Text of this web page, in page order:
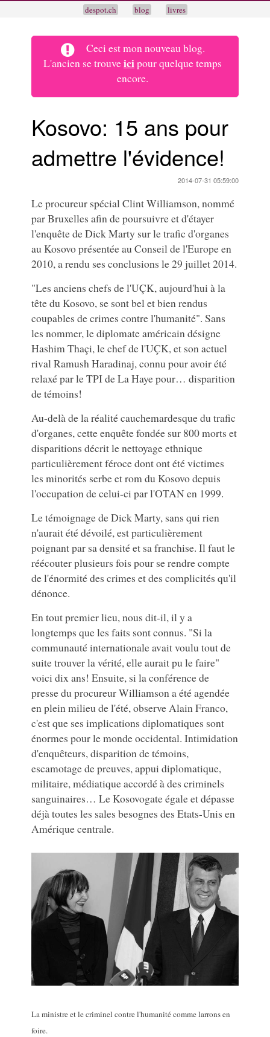
despot.ch blog livres
Ceci est mon nouveau blog.
L'ancien se trouveicipour quelque temps
encore.
Kosovo: 15 ans pour
admettre l'évidence!
2014-07-31 05:59:00
Le procureur spécial Clint Williamson, nommé
par Bruxelles afin de poursuivre et d'étayer
l'enquête de Dick Marty sur le trafic d'organes
au Kosovo présentée au Conseil de l'Europe en
2010, a rendu ses conclusions le 29 juillet 2014.
"Les anciens chefs de l'UÇK, aujourd'hui à la
tête du Kosovo, se sont bel et bien rendus
coupables de crimes contre l'humanité". Sans
les nommer, le diplomate américain désigne
Hashim Thaçi, le chef de l'UÇK, et son actuel
rival Ramush Haradinaj, connu pour avoir été
relaxé par le TPI de La Haye pour… disparition
de témoins!
Au-delà de la réalité cauchemardesque du trafic
d'organes, cette enquête fondée sur 800 morts et
disparitions décrit le nettoyage ethnique
particulièrement féroce dont ont été victimes
les minorités serbe et rom du Kosovo depuis
l'occupation de celui-ci par l'OTAN en 1999.
Le témoignage de Dick Marty, sans qui rien
n'aurait été dévoilé, est particulièrement
poignant par sa densité et sa franchise. Il faut le
réécouter plusieurs fois pour se rendre compte
de l'énormité des crimes et des complicités qu'il
dénonce.
En tout premier lieu, nous dit-il, il y a
longtemps que les faits sont connus. "Si la
communauté internationale avait voulu tout de
suite trouver la vérité, elle aurait pu le faire"
voici dix ans! Ensuite, si la conférence de
presse du procureur Williamson a été agendée
en plein milieu de l'été, observe Alain Franco,
c'est que ses implications diplomatiques sont
énormes pour le monde occidental. Intimidation
d'enquêteurs, disparition de témoins,
escamotage de preuves, appui diplomatique,
militaire, médiatique accordé à des criminels
sanguinaires… Le Kosovogate égale et dépasse
déjà toutes les sales besognes des Etats-Unis en
Amérique centrale.
La ministre et le criminel contre l'humanité comme larrons en
foire.